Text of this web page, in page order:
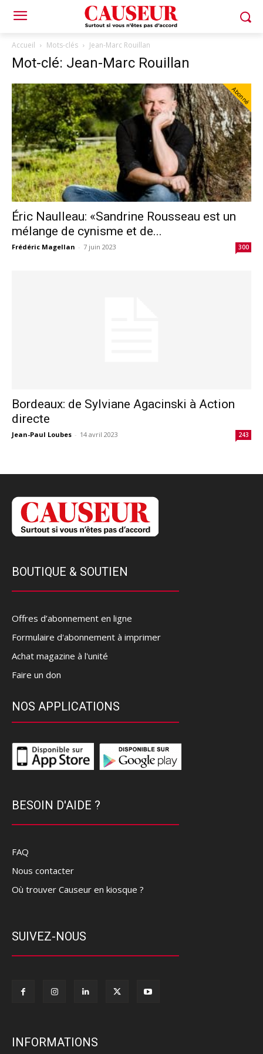
Accueil Mots-clés Jean-Marc Rouillan
Mot-clé: Jean-Marc Rouillan
Abonné
Éric Naulleau: «Sandrine Rousseau est un
mélange de cynisme et de...
Frédéric Magellan - 7 juin 2023 300
Bordeaux: de Sylviane Agacinski à Action
directe
Jean-Paul Loubes - 14 avril 2023 243
BOUTIQUE & SOUTIEN
Offres d’abonnement en ligne
Formulaire d'abonnement à imprimer
Achat magazine à l'unité
Faire un don
NOS APPLICATIONS
BESOIN D'AIDE ?
FAQ
Nous contacter
Où trouver Causeur en kiosque ?
SUIVEZ-NOUS
INFORMATIONS